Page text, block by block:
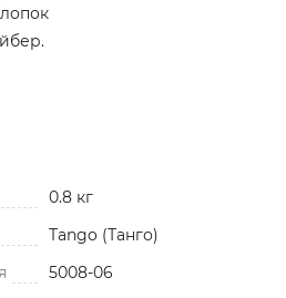
0.8 кг
Tango (Танго)
5008-06